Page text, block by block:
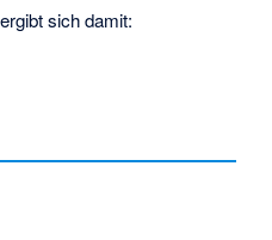
sich damit: